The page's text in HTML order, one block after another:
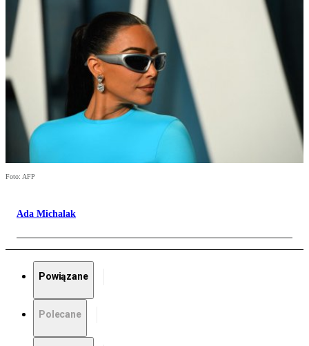
Foto: AFP
Ada Michalak
Powiązane
Polecane